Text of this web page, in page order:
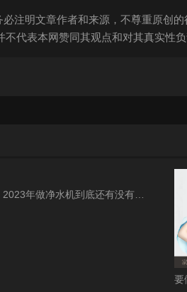
注明文章作者和来源，不尊重原创
代表本网赞同其观点和对其真实性负